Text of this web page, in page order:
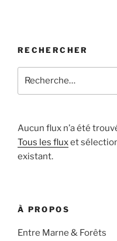
RECHERCHER
pour
Aucun flux n’a été
Tous les fluxet
existant.
À PROPOS
Entre Marne & Forêts